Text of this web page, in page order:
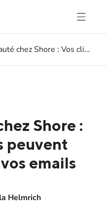
Nouveauté chez Shore : Vos clients peuvent répondre à vos emails
Shore :
peuvent
emails
Helmrich